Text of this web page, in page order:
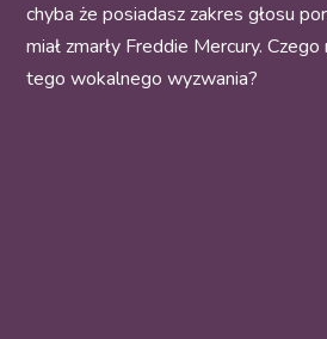
chyba że posiadasz zakres głosu
miał zmarły Freddie Mercury.
tego wokalnego wyzwania?